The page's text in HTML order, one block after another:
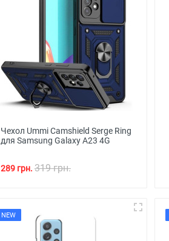
Чехол Ummi Camshield Serge Ring
для Samsung Galaxy A23 4G
289 грн. 319 грн.
NEW